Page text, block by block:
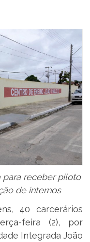
para receber piloto
de internos
40 carcerários
feira (2), por
Integrada João